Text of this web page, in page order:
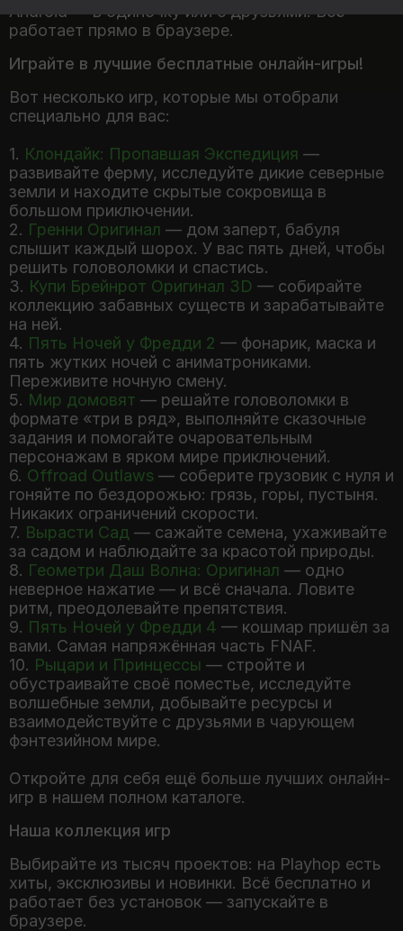
Android — в одиночку или с друзьями. Всё
работает прямо в браузере.
Играйте в лучшие бесплатные онлайн-игры!
Вот несколько игр, которые мы отобрали
специально для вас:
1. Клондайк: Пропавшая Экспедиция —
развивайте ферму, исследуйте дикие северные
земли и находите скрытые сокровища в
большом приключении.
2. Гренни Оригинал — дом заперт, бабуля
слышит каждый шорох. У вас пять дней, чтобы
решить головоломки и спастись.
3. Купи Брейнрот Оригинал 3D — собирайте
коллекцию забавных существ и зарабатывайте
на ней.
4. Пять Ночей у Фредди 2 — фонарик, маска и
пять жутких ночей с аниматрониками.
Переживите ночную смену.
5. Мир домовят — решайте головоломки в
формате «три в ряд», выполняйте сказочные
задания и помогайте очаровательным
персонажам в ярком мире приключений.
6. Offroad Outlaws — соберите грузовик с нуля и
гоняйте по бездорожью: грязь, горы, пустыня.
Никаких ограничений скорости.
7. Вырасти Сад — сажайте семена, ухаживайте
за садом и наблюдайте за красотой природы.
8. Геометри Даш Волна: Оригинал — одно
неверное нажатие — и всё сначала. Ловите
ритм, преодолевайте препятствия.
9. Пять Ночей у Фредди 4 — кошмар пришёл за
вами. Самая напряжённая часть FNAF.
10. Рыцари и Принцессы — стройте и
обустраивайте своё поместье, исследуйте
волшебные земли, добывайте ресурсы и
взаимодействуйте с друзьями в чарующем
фэнтезийном мире.
Откройте для себя ещё больше лучших онлайн-
Наша коллекция игр
Выбирайте из тысяч проектов: на Playhop есть
хиты, эксклюзивы и новинки. Всё бесплатно и
работает без установок — запускайте в
браузере.